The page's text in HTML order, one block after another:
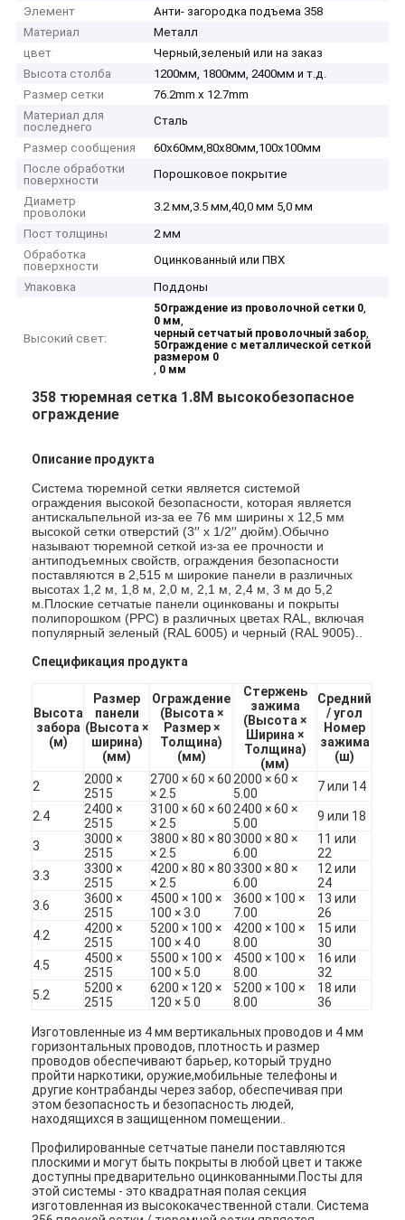
Главная страница
Продукция
О Компании
Элемент
Анти- загородка подъема 358
Материал
Металл
цвет
Черный,зеленый или на заказ
Высота столба
1200мм, 1800мм, 2400мм и т.д.
Размер сетки
76.2mm x 12.7mm
Материал для
последнего
Сталь
Размер сообщения
60х60мм,80х80мм,100х100мм
После обработки
поверхности
Порошковое покрытие
Диаметр
проволоки
3.2 мм,3.5 мм,40,0 мм 5,0 мм
Пост толщины
2 мм
Обработка
поверхности
Оцинкованный или ПВХ
Упаковка
Поддоны
Высокий свет:
5Ограждение из проволочной сетки 0,
0 мм,
черный сетчатый проволочный забор,
5Ограждение с металлической сеткой
размером 0
, 0 мм
358 тюремная сетка 1.8M высокобезопасное
ограждение
Описание продукта
Система тюремной сетки является системой
ограждения высокой безопасности, которая является
антискальпельной из-за ее 76 мм ширины x 12,5 мм
высокой сетки отверстий (3′′ x 1/2′′ дюйм).Обычно
называют тюремной сеткой из-за ее прочности и
антиподъемных свойств, ограждения безопасности
поставляются в 2,515 м широкие панели в различных
высотах 1,2 м, 1,8 м, 2,0 м, 2,1 м, 2,4 м, 3 м до 5,2
м.Плоские сетчатые панели оцинкованы и покрыты
полипорошком (PPC) в различных цветах RAL, включая
популярный зеленый (RAL 6005) и черный (RAL 9005)..
Спецификация продукта
Высота
забора
(м)
Размер
панели
(Высота ×
ширина)
(мм)
Ограждение
(Высота ×
Размер ×
Толщина)
(мм)
Стержень
зажима
(Высота ×
Ширина ×
Толщина)
(мм)
Средний
/ угол
Номер
зажима
(ш)
2
2000 ×
2515
2700 × 60 × 60
× 2.5
2000 × 60 ×
5.00
7 или 14
2.4
2400 ×
2515
3100 × 60 × 60
× 2.5
2400 × 60 ×
5.00
9 или 18
3
3000 ×
2515
3800 × 80 × 80
× 2.5
3000 × 80 ×
6.00
11 или
22
3.3
3300 ×
2515
4200 × 80 × 80
× 2.5
3300 × 80 ×
6.00
12 или
24
3.6
3600 ×
2515
4500 × 100 ×
100 × 3.0
3600 × 100 ×
7.00
13 или
26
4.2
4200 ×
2515
5200 × 100 ×
100 × 4.0
4200 × 100 ×
8.00
15 или
30
4.5
4500 ×
2515
5500 × 100 ×
100 × 5.0
4500 × 100 ×
8.00
16 или
32
5.2
5200 ×
2515
6200 × 120 ×
120 × 5.0
5200 × 100 ×
8.00
18 или
36
Изготовленные из 4 мм вертикальных проводов и 4 мм
горизонтальных проводов, плотность и размер
проводов обеспечивают барьер, который трудно
пройти наркотики, оружие,мобильные телефоны и
другие контрабанды через забор, обеспечивая при
этом безопасность и безопасность людей,
находящихся в защищенном помещении..
Профилированные сетчатые панели поставляются
плоскими и могут быть покрыты в любой цвет и также
доступны предварительно оцинкованными.Посты для
этой системы - это квадратная полая секция
изготовленная из высококачественной стали. Система